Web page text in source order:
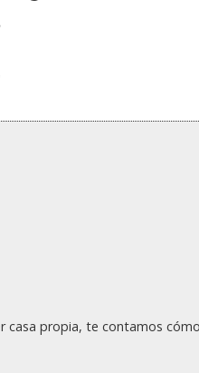
casa propia, te contamos